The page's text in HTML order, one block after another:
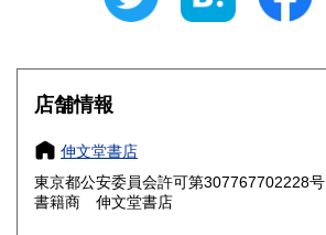
大阪府
奈良県
鳥取県 600円 島根県
店舗情報
伸文堂書店
東京都公安委員会許可第307767702228号
書籍商 伸文堂書店